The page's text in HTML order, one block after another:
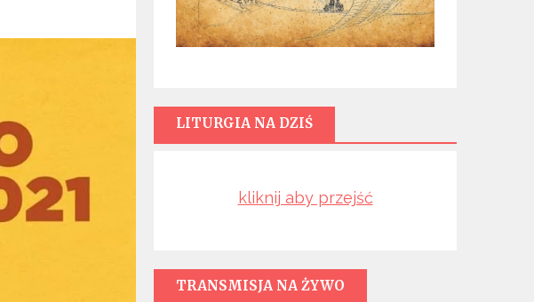
LITURGIA NA DZIŚ
kliknij aby przejść
TRANSMISJA NA ŻYWO